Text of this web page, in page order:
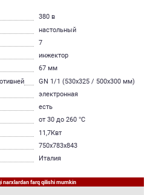
380 в
настольный
7
инжектор
67 мм
GN 1/1 (530x325 / 500x300 мм)
электронная
есть
от 30 до 260 °С
11,7Квт
750х783х843
Италия
narxlardan farq qilishi mumkin